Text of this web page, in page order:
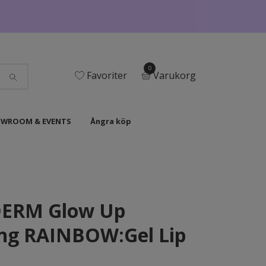
Favoriter
0
Varukorg
& EVENTS Ångra köp
Glow Up
RAINBOW:Gel Lip